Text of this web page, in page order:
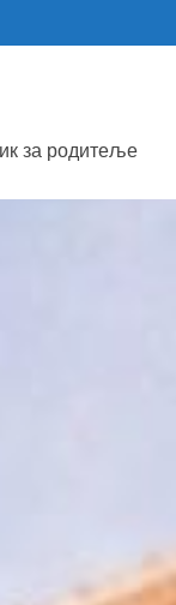
за родитеље